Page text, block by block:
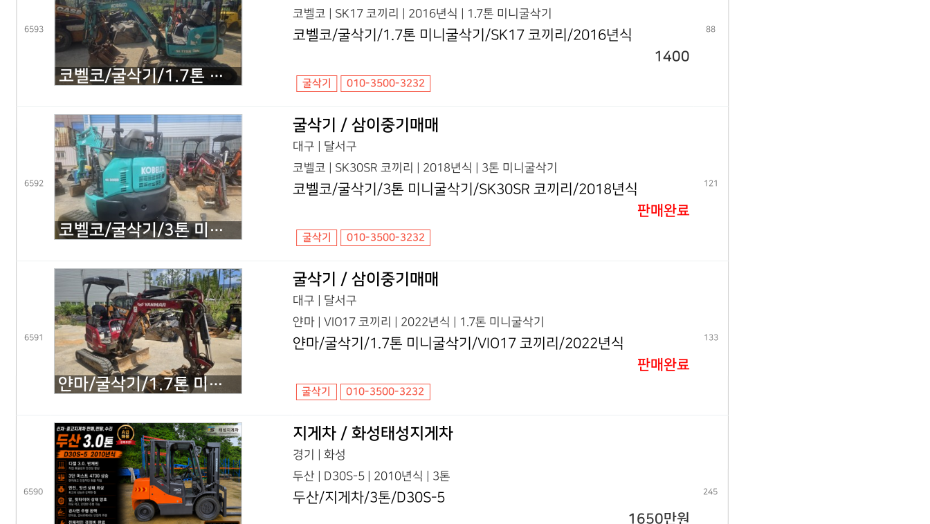
6593
코벨코/굴삭기/1.7톤 미니굴삭기/SK17 코끼리/2016년식
코벨코 | SK17 코끼리 | 2016년식 | 1.7톤 미니굴삭기
코벨코/굴삭기/1.7톤 미니굴삭기/SK17 코끼리/2016년식
1400
굴삭기 010-3500-3232
88
6592
코벨코/굴삭기/3톤 미니굴삭기/SK30SR 코끼리/2018년식
굴삭기 / 삼이중기매매
대구 | 달서구
코벨코 | SK30SR 코끼리 | 2018년식 | 3톤 미니굴삭기
코벨코/굴삭기/3톤 미니굴삭기/SK30SR 코끼리/2018년식
판매완료
굴삭기 010-3500-3232
121
6591
얀마/굴삭기/1.7톤 미니굴삭기/VIO17 코끼리/2022년식
굴삭기 / 삼이중기매매
대구 | 달서구
얀마 | VIO17 코끼리 | 2022년식 | 1.7톤 미니굴삭기
얀마/굴삭기/1.7톤 미니굴삭기/VIO17 코끼리/2022년식
판매완료
굴삭기 010-3500-3232
133
6590
지게차 / 화성태성지게차
경기 | 화성
두산 | D30S-5 | 2010년식 | 3톤
두산/지게차/3톤/D30S-5
1650만원
245